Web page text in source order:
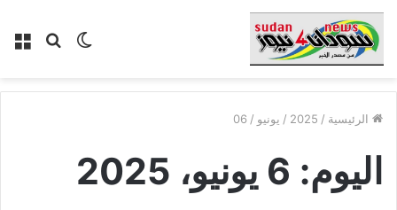
بحث الوضع
الرئيسية /
2025
/ يونيو /
06
اليوم: 6 يونيو، 2025